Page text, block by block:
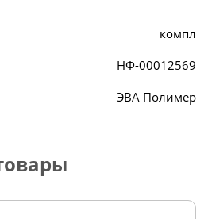
компл
НФ-00012569
ЭВА Полимер